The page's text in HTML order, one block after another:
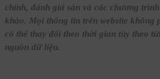
chính, đánh giá sàn và các chương
khảo. Mọi thông tin trên website không
có thể thay đổi theo thời gian tùy theo
nguồn dữ liệu.